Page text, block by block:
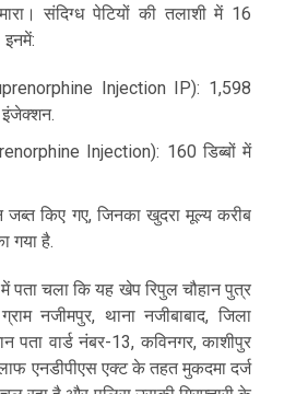
संदिग्ध पेटियों की तलाशी में 16
Injection IP): 1,598
इंजेक्शन.
Injection): 160 डिब्बों में
किए गए, जिनका खुदरा मूल्य करीब
गया है.
पता चला कि यह खेप रिपुल चौहान पुत्र
नजीमपुर, थाना नजीबाबाद, जिला
पता वार्ड नंबर-13, कविनगर, काशीपुर
एनडीपीएस एक्ट के तहत मुकदमा दर्ज